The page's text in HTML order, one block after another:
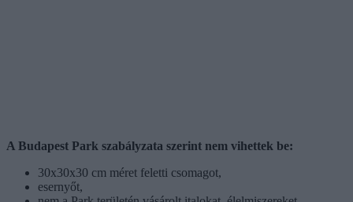
A Budapest Park szabályzata szerint nem vihettek be:
30x30x30 cm méret feletti csomagot,
esernyőt,